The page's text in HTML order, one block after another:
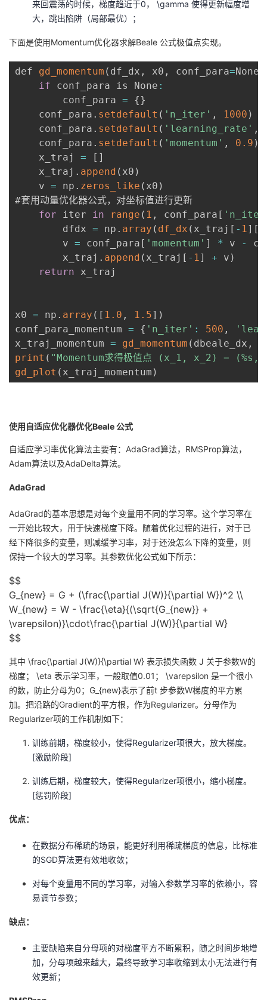
来回震荡的时候，梯度趋近于0， \gamma 使得更新幅度增
大，跳出陷阱（局部最优）；
下面是使用Momentum优化器求解Beale 公式极值点实现。
def gd_momentum ( df_dx , x0 , conf_para=None
if conf_para is None :
        conf_para
= {}
    conf_para
. setdefault ( 'n_iter' , 1000 )
    conf_para
. setdefault ( 'learning_rate' ,
    conf_para
. setdefault ( 'momentum' , 0.9 )
    x_traj
= [ ]
    x_traj
. append ( x0 )
    v
= np . zeros_like ( x0 )
#套用动量优化器公式，对坐标值进行更新
for iter in range ( 1 , conf_para [
        dfdx
= np . array ( df_dx ( x_traj [ - 1] [
        v
= conf_para [ 'momentum' ] * v -
        x_traj
. append ( x_traj [ - 1] + v )
return x_traj
x0 = np . array ( [ 1.0 , 1.5] )
conf_para_momentum = { 'n_iter' : 500 ,
x_traj_momentum = gd_momentum ( dbeale_dx ,
print ( "Momentum求得极值点 (x_1, x_2) = (%s,
gd_plot ( x_traj_momentum )
使用自适应优化器优化Beale 公式
自适应学习率优化算法主要有：AdaGrad算法，RMSProp算法，
Adam算法以及AdaDelta算法。
AdaGrad
AdaGrad的基本思想是对每个变量用不同的学习率。这个学习率在
一开始比较大，用于快速梯度下降。随着优化过程的进行，对于已
经下降很多的变量，则减缓学习率，对于还没怎么下降的变量，则
保持一个较大的学习率。其参数优化公式如下所示：
$$
G_{new} = G + (\frac{\partial J(W)}{\partial W})^2 \\
W_{new} = W - \frac{\eta}{(\sqrt{G_{new}} +
\varepsilon)}\cdot\frac{\partial J(W)}{\partial W}
$$
其中 \frac{\partial J(W)}{\partial W} 表示损失函数 J 关于参数W的
梯度；
\eta 表示学习率，一般取值0.01； \varepsilon 是一个很小
的数，防止分母为0； G_{new}表示了前t 步参数W梯度的平方累
加。把沿路的Gradient的平方根，作为Regularizer。分母作为
Regularizer项的工作机制如下：
训练前期，梯度较小，使得Regularizer项很大，放大梯度。
[激励阶段]
训练后期，梯度较大，使得Regularizer项很小，缩小梯度。
[惩罚阶段]
优点：
在数据分布稀疏的场景，能更好利用稀疏梯度的信息，比标准
的SGD算法更有效地收敛；
对每个变量用不同的学习率，对输入参数学习率的依赖小，容
易调节参数；
缺点：
主要缺陷来自分母项的对梯度平方不断累积，随之时间步地增
加，分母项越来越大，最终导致学习率收缩到太小无法进行有
效更新；